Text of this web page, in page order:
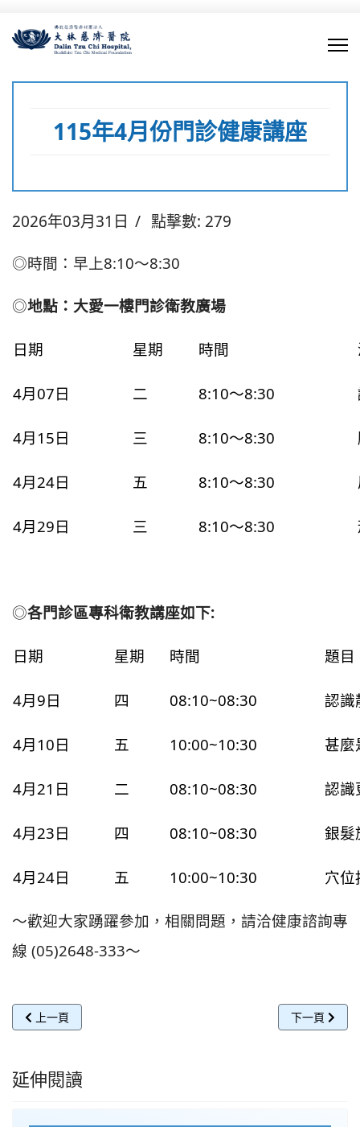
115年4月份門診健康講座
2026年03月31日 點擊數: 279
◎時間：早上8:10～8:30
◎地點：大愛一樓門診衛教廣場
日期 星期 時間
4月07日 二 8:10～8:30
4月15日 三 8:10～8:30
4月24日 五 8:10～8:30
4月29日 三 8:10～8:30
◎各門診區專科衛教講座如下:
日期 星期 時間 題目
4月9日 四 08:10~08:30 認識
4月10日 五 10:00~10:30 甚麼
4月21日 二 08:10~08:30 認識
4月23日 四 08:10~08:30 銀髮
4月24日 五 10:00~10:30 穴位
～歡迎大家踴躍參加，相關問題，請洽健康諮詢專
線 (05)2648-333～
上一篇文章: 115年5月份門診健康講座
上一頁 下一篇文章:
下一頁
延伸閱讀